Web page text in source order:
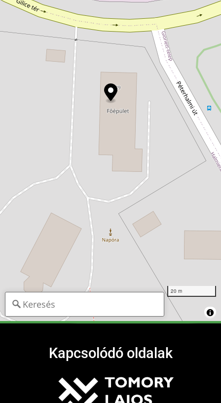
20 m
Kapcsolódó oldalak